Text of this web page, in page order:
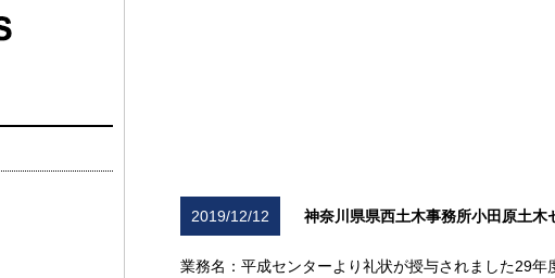
2019/12/12 神奈川県県西土木事務所小田原土
業務名：平成センターより礼状が授与されました29